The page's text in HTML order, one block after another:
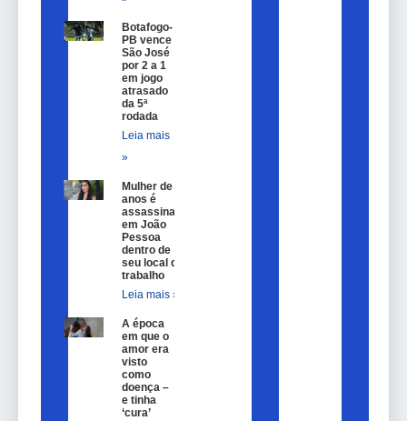
Botafogo-
PB vence
São José
por 2 a 1
em jogo
atrasado
da 5ª
rodada
Leia mais
»
Mulher de 25
anos é
assassinada
em João
Pessoa
dentro de
seu local de
trabalho
Leia mais »
A época
em que o
amor era
visto
como
doença –
e tinha
‘cura’